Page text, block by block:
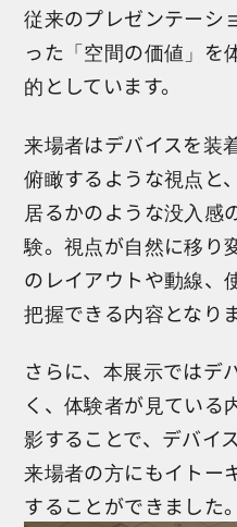
従来のプレゼンテーシ
った「空間の価値」を
的としています。
来場者はデバイスを装
俯瞰するような視点と
居るかのような没入感
験。視点が自然に移り
のレイアウトや動線、
把握できる内容となり
さらに、本展示ではデ
く、体験者が見ている
影することで、デバイ
来場者の方にもイトー
することができました。